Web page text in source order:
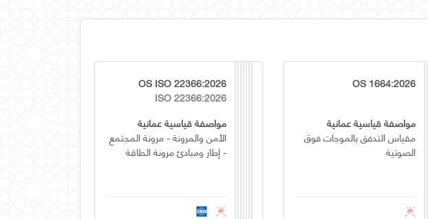
OS 1664:2026
مواصفة قياسية عمانية
مقياس التدفق بالموجات فوق
الصوتية
OS ISO 22366:2026
ISO 22366:2026
مواصفة قياسية عمانية
الأمن والمرونة - مرونة المجتمع
- إطار ومبادئ مرونة الطاقة